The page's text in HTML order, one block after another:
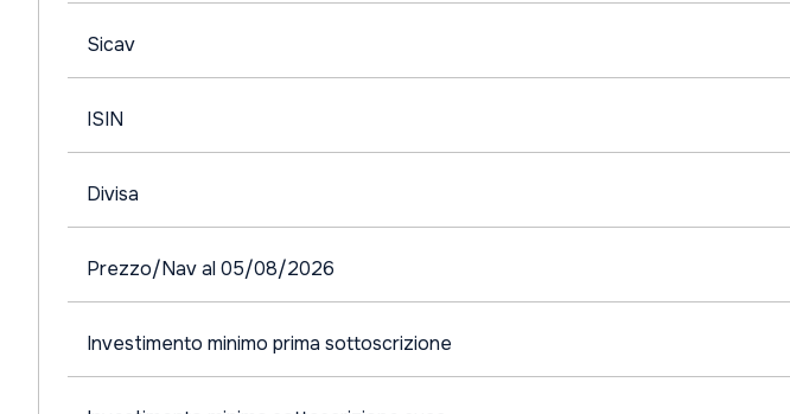
Sicav
ISIN
Divisa
Prezzo/Nav al 05/08/2026
Investimento minimo prima sottoscrizione